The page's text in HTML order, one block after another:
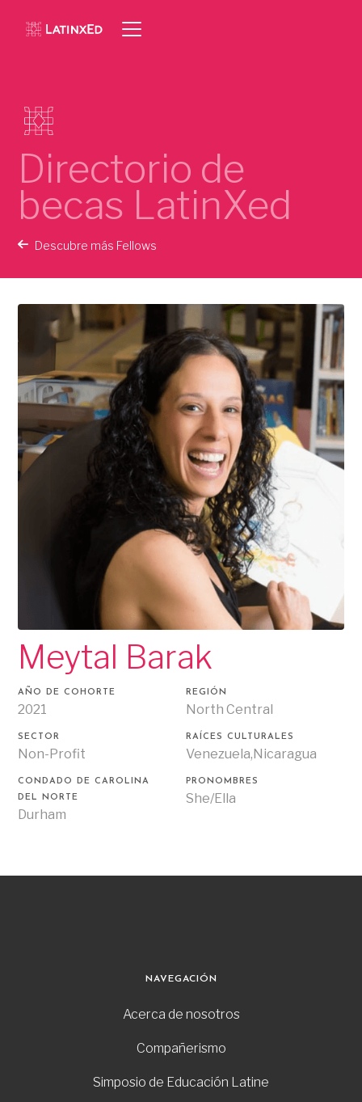
Directorio de
becas LatinXed
Descubre más Fellows
Meytal Barak
AÑO DE COHORTE
2021
REGIÓN
North Central
SECTOR
Non-Profit
RAÍCES CULTURALES
Venezuela,Nicaragua
CONDADO DE CAROLINA
DEL NORTE
Durham
PRONOMBRES
She/Ella
NAVEGACIÓN
Acerca de nosotros
Compañerismo
Simposio de Educación Latine